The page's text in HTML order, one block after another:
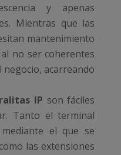
y apenas
Mientras que las
mantenimiento
no ser coherentes
negocio, acarreando
IP son fáciles
Tanto el terminal
el que se
las extensiones